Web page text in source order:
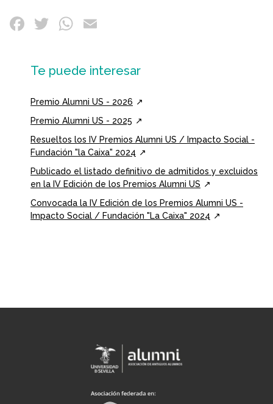
Te puede interesar
Premio Alumni US - 2026
Premio Alumni US - 2025
Resueltos los IV Premios Alumni US / Impacto Social -
Fundación "la Caixa" 2024
Publicado el listado definitivo de admitidos y excluidos
en la IV Edición de los Premios Alumni US
Convocada la IV Edición de los Premios Alumni US -
Impacto Social / Fundación "La Caixa" 2024